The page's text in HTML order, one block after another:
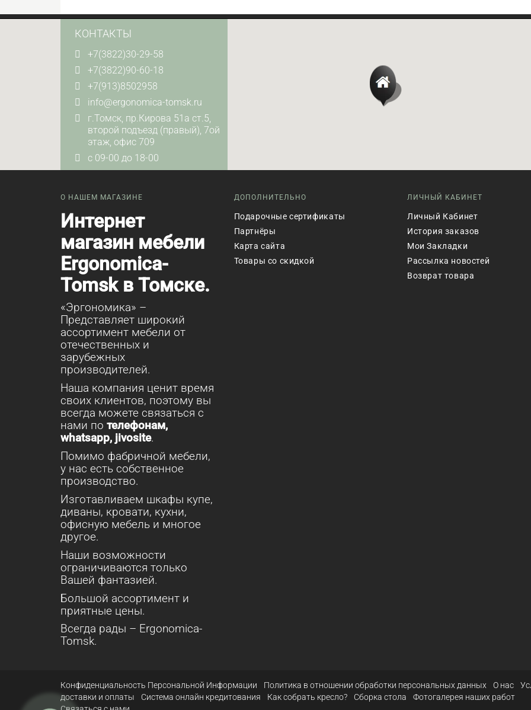
КОНТАКТЫ
+7(3822)30-29-58
+7(3822)90-60-18
+7(913)8502958
info@ergonomica-tomsk.ru
г.Томск, пр.Кирова 51а ст.5,
второй подъезд (правый), 7ой
этаж, офис 709
с 09-00 до 18-00
О НАШЕМ МАГАЗИНЕ
Интернет
магазин мебели
Ergonomica-
Tomsk в Томске.
«Эргономика» –
Представляет широкий
ассортимент мебели от
отечественных и
зарубежных
производителей.
Наша компания ценит время
своих клиентов, поэтому вы
всегда можете связаться с
нами по телефонам,
whatsapp, jivosite.
Помимо фабричной мебели,
у нас есть собственное
производство.
Изготавливаем шкафы купе,
диваны, кровати, кухни,
офисную мебель и многое
другое.
Наши возможности
ограничиваются только
Вашей фантазией.
Большой ассортимент и
приятные цены.
Всегда рады – Ergonomica-
Tomsk.
ДОПОЛНИТЕЛЬНО
Подарочные сертификаты
Партнёры
Карта сайта
Товары со скидкой
ЛИЧНЫЙ КАБИНЕТ
Личный Кабинет
История заказов
Мои Закладки
Рассылка новостей
Возврат товара
Конфиденциальность Персональной Информации Политика в отношении обработки персональных данных О нас
доставки и оплаты
Система онлайн кредитования Как собрать кресло? Сборка стола
Фотогалерея наших работ